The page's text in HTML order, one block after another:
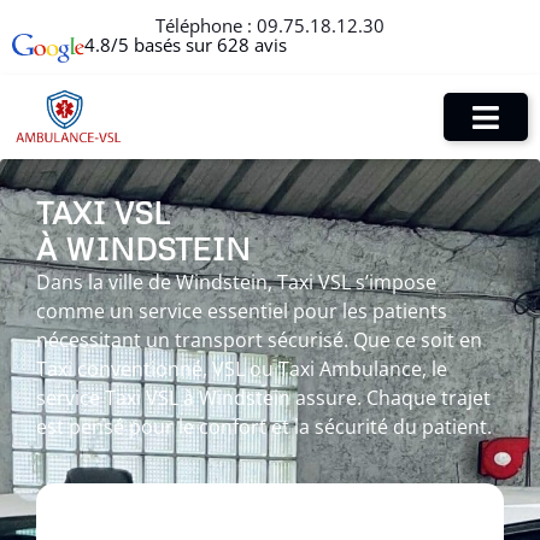
Téléphone : 09.75.18.12.30
4.8/5 basés sur 628 avis
TAXI VSL
À WINDSTEIN
Dans la ville de Windstein, Taxi VSL s’impose
comme un service essentiel pour les patients
nécessitant un transport sécurisé. Que ce soit en
Taxi conventionné, VSL ou Taxi Ambulance, le
service Taxi VSL à Windstein assure. Chaque trajet
est pensé pour le confort et la sécurité du patient.